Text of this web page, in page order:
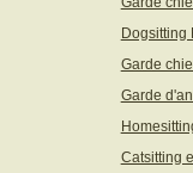
Dogsitting
Garde
Garde
Catsitting